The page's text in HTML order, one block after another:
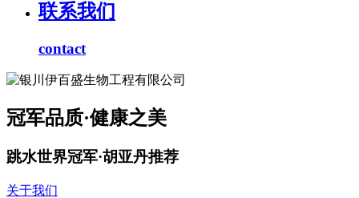
联系我们
contact
冠军品质·健康之美
跳水世界冠军·胡亚丹推荐
关于我们